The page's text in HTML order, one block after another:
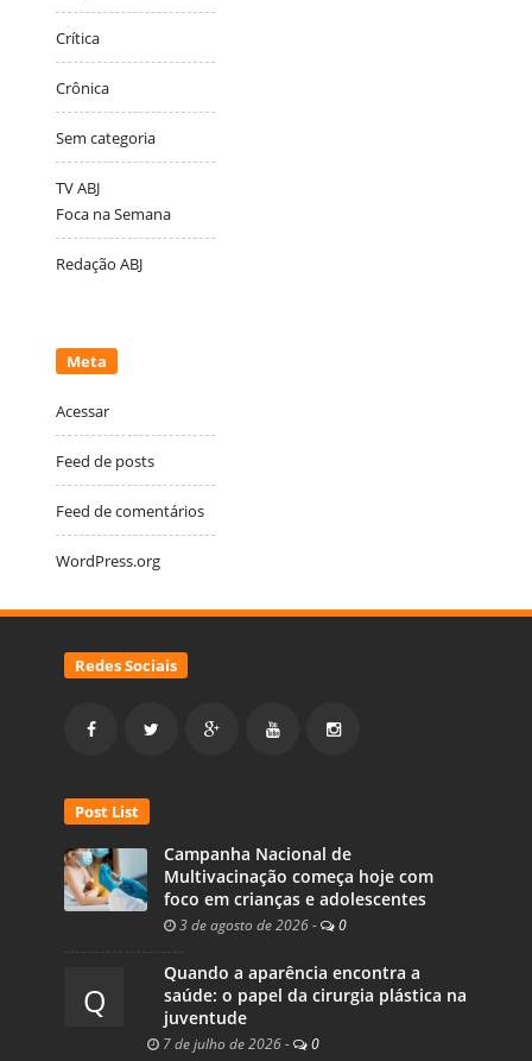
Crítica
Crônica
Sem categoria
TV ABJ
Foca na Semana
Redação ABJ
Meta
Acessar
Feed de posts
Feed de comentários
WordPress.org
Redes Sociais
Post List
Campanha Nacional de
Multivacinação começa hoje com
foco em crianças e adolescentes
3 de agosto de 2026 - 0
Q
Quando a aparência encontra a
saúde: o papel da cirurgia plástica na
juventude
7 de julho de 2026 - 0